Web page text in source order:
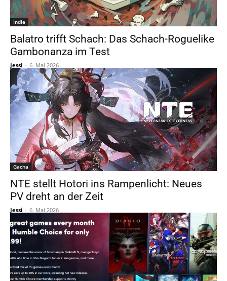
Indie
Balatro trifft Schach: Das Schach-Roguelike
Gambonanza im Test
Jessi - 6. Mai 2026
Gacha
NTE stellt Hotori ins Rampenlicht: Neues
PV dreht an der Zeit
Jessi - 6. Mai 2026